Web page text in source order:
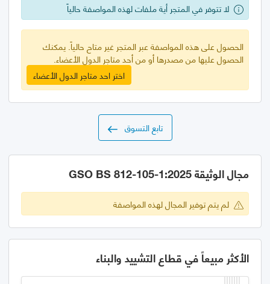
لا تتوفر في المتجر أية ملفات لهذه المواصفة حالياً
الحصول على هذه المواصفة عبر المتجر غير متاح حالياً. يمكنك
الحصول عليها من مصدرها أو من أحد متاجر الدول الأعضاء.
اختر احد متاجر الدول الأعضاء
تابع التسوق
مجال الوثيقة GSO BS 812-105-1:2025
لم يتم توفير المجال لهذه المواصفة
الأكثر مبيعاً في قطاع التشييد والبناء